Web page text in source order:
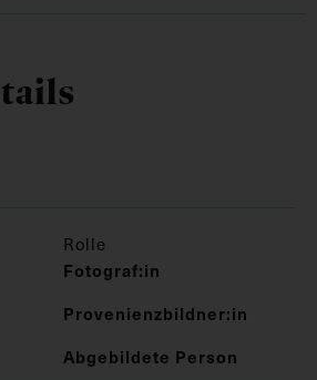
Rolle
Fotograf:in
Provenienzbildner:in
Abgebildete Person